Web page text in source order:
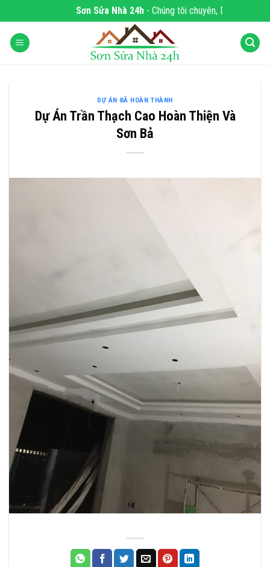
to
content
Sơn Sửa Nhà 24h- Chúng tôi chuyên, DỊCH VỤ SƠN
DỰ ÁN ĐÃ HOÀN THÀNH
Dự Án Trần Thạch Cao Hoàn Thiện Và
Sơn Bả